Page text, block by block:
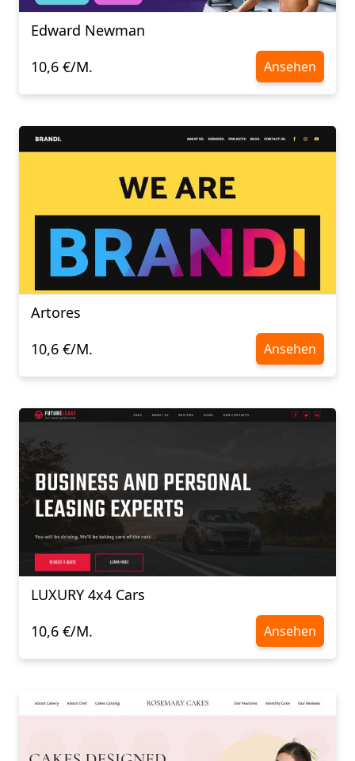
Edward Newman
10,6 €/M.
Ansehen
Artores
10,6 €/M.
Ansehen
LUXURY 4х4 Cars
10,6 €/M.
Ansehen